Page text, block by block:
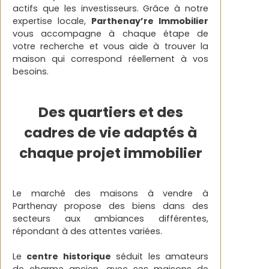
actifs que les investisseurs. Grâce à notre
expertise locale, Parthenay’re Immobilier
vous accompagne à chaque étape de
votre recherche et vous aide à trouver la
maison qui correspond réellement à vos
besoins.
Des quartiers et des
cadres de vie adaptés à
chaque projet immobilier
Le marché des maisons à vendre à
Parthenay propose des biens dans des
secteurs aux ambiances différentes,
répondant à des attentes variées.
Le centre historique séduit les amateurs